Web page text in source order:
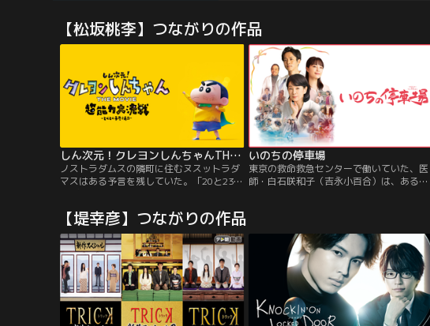
【松坂桃李】つながりの作品
しん次元！クレヨンしんちゃんTHE MOVIE 超能力大決戦 とべとべ手巻き寿司
ノストラダムスの隣町に住むヌスットラダ
マスはある予言を残していた。「20と23が
光……やがて暗黒の光は強大な力を持ち、
平和をごっつ乱し、世界にめっちゃ混乱を
招くことになるんやでえ」そして2023年、
宇宙から二つの光が接近。夕飯を待ちわび
るしんのすけに白い光が命中する。
いのちの停車場
東京の救命救急センターで働いていた、医
師・白石咲和子（吉永小百合）は、ある事
久々に再会した父（田中泯）と暮らし、触
れあいながら「まほろば診療所」で在宅医
として再出発をする。「まほろば」で出会
った院長の仙川徹（西田敏行）は…。
【堤幸彦】つながりの作品